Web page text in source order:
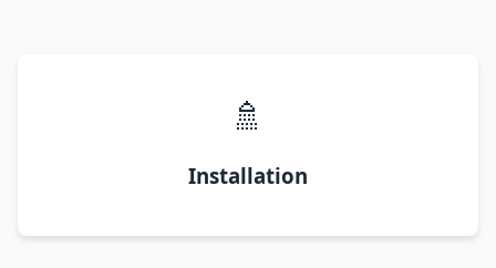
🚿
Installation